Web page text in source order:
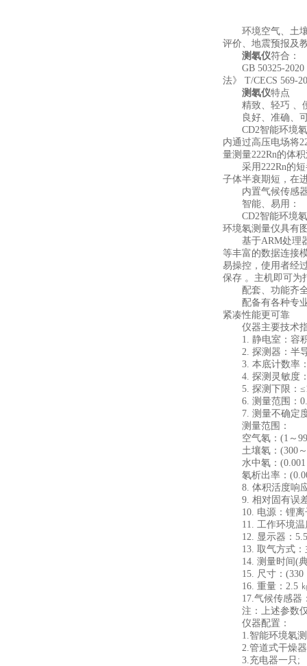
环境空气、土壤
评价、地震预报及
测氡仪符合：
GB 50325-2020
法》 T/CECS 569-
测氡仪特点
精致、轻巧 、便
良好、准确、
CD2智能环境氡
内通过高压电场将
量测量222Rn的体
采用222Rn的短
子体半衰期短，在
内置气候传感器
智能、易用：
CD2智能环境氡
环境氡测量仪具有
基于ARM处理器
等丰富的数据连接
易操控，使用者经
保存 。主机即可为
配套、功能齐
配备有各种专业
紧凑性能更可靠
仪器主要技术
1. 静电室：容积
2. 探测器：半导
3. 本底计数率：
4. 探测灵敏度：
5. 探测下限：
6. 测量范围：0.1
7. 测量不确定度
测量范围：
空气氡：(1～
土壤氡：(300～
水中氡：(0.001
氡析出率：
8. 体积活度响应
9. 相对固有误差
10. 电源：锂离子
11. 工作环境温
12. 显示器：5.5
13. 取气方式：
14. 测量时间(典
15. 尺寸：(330
16. 重量：2.5 ㎏
17.气候传感器：
注：上述参数仅
仪器配置：
1.智能环境氡测
2.管道式干燥器
3.充电器一只;